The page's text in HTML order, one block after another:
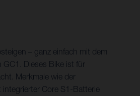
– ganz einfach mit dem
Dieses Bike ist für
Merkmale wie der
Core S1-Batterie